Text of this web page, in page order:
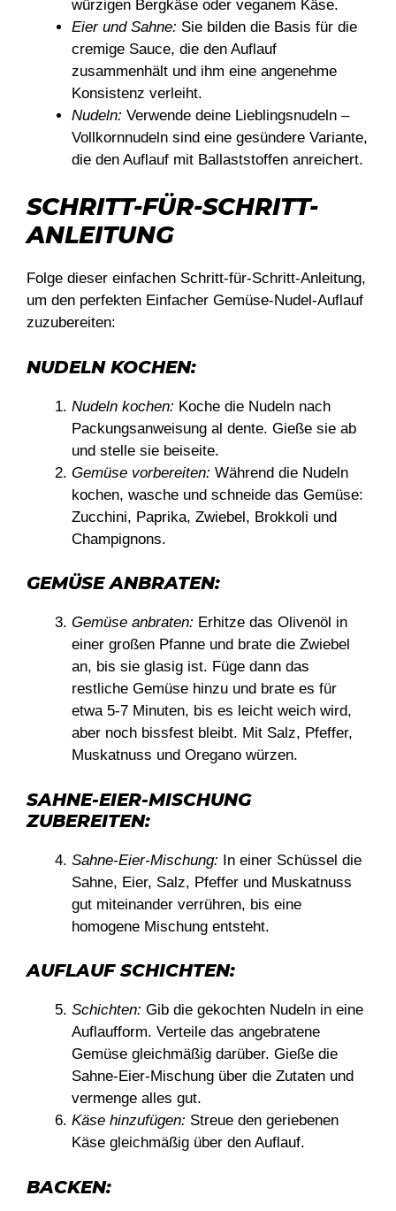
würzigen Bergkäse oder veganem Käse.
Eier und Sahne: Sie bilden die Basis für die
cremige Sauce, die den Auflauf
zusammenhält und ihm eine angenehme
Konsistenz verleiht.
Nudeln: Verwende deine Lieblingsnudeln –
Vollkornnudeln sind eine gesündere Variante,
die den Auflauf mit Ballaststoffen anreichert.
SCHRITT-FÜR-SCHRITT-
ANLEITUNG
Folge dieser einfachen Schritt-für-Schritt-Anleitung,
um den perfekten Einfacher Gemüse-Nudel-Auflauf
zuzubereiten:
NUDELN KOCHEN:
Nudeln kochen: Koche die Nudeln nach
Packungsanweisung al dente. Gieße sie ab
und stelle sie beiseite.
Gemüse vorbereiten: Während die Nudeln
kochen, wasche und schneide das Gemüse:
Zucchini, Paprika, Zwiebel, Brokkoli und
Champignons.
GEMÜSE ANBRATEN:
Gemüse anbraten: Erhitze das Olivenöl in
einer großen Pfanne und brate die Zwiebel
an, bis sie glasig ist. Füge dann das
restliche Gemüse hinzu und brate es für
etwa 5-7 Minuten, bis es leicht weich wird,
aber noch bissfest bleibt. Mit Salz, Pfeffer,
Muskatnuss und Oregano würzen.
SAHNE-EIER-MISCHUNG
ZUBEREITEN:
Sahne-Eier-Mischung: In einer Schüssel die
Sahne, Eier, Salz, Pfeffer und Muskatnuss
gut miteinander verrühren, bis eine
homogene Mischung entsteht.
AUFLAUF SCHICHTEN:
Schichten: Gib die gekochten Nudeln in eine
Auflaufform. Verteile das angebratene
Gemüse gleichmäßig darüber. Gieße die
Sahne-Eier-Mischung über die Zutaten und
vermenge alles gut.
Käse hinzufügen: Streue den geriebenen
Käse gleichmäßig über den Auflauf.
BACKEN: